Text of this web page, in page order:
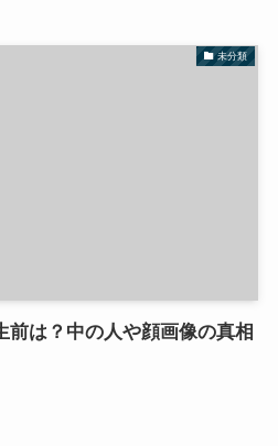
未分類
前は？中の人や顔画像の真相